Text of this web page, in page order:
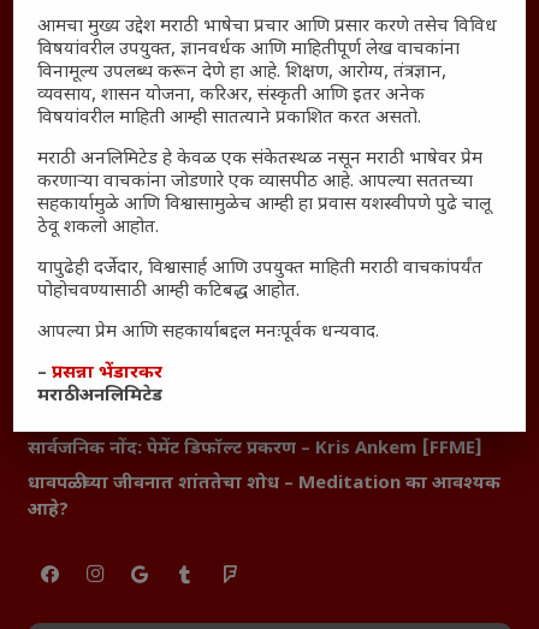
सामान्य आजारांवर गावठी उपाय – घरच्या घरी मिळवा प्राथमिक
आराम
आजच्या युगातील तरुण पिढी कुठे हरवली?
महाराष्ट्रातील किल्ल्यांचे महत्त्व : स्वराज्याच्या वैभवशाली इतिहासाचे
साक्षीदार
₹370 ची बिर्याणी” आणि हरवत चाललेली संवेदनशीलता : आजच्या
तरुणांच्या मनात नेमकं काय चाललंय?
यश आणि आत्मविश्वास: स्वप्नांना वास्तवात बदलण्याची शक्ती
महाराष्ट्रातील बदलत्या हवामानाचा शेतीवर वाढता परिणाम:
शेतकऱ्यांसमोरील नवीन आव्हाने आणि संधी
‘कॉकरोच जनता पार्टी’ची वेबसाईट अचानक डाउन; सोशल
सार्वजनिक नोंद: पेमेंट डिफॉल्ट प्रकरण – Kris Ankem [FFME]
धावपळीच्या जीवनात शांततेचा शोध – Meditation का आवश्यक
आहे?
आमचा मुख्य उद्देश मराठी भाषेचा प्रचार आणि प्रसार करणे तसेच विविध
विषयांवरील उपयुक्त, ज्ञानवर्धक आणि माहितीपूर्ण लेख वाचकांना
विनामूल्य उपलब्ध करून देणे हा आहे. शिक्षण, आरोग्य, तंत्रज्ञान,
व्यवसाय, शासन योजना, करिअर, संस्कृती आणि इतर अनेक
विषयांवरील माहिती आम्ही सातत्याने प्रकाशित करत असतो.
मराठी अनलिमिटेड हे केवळ एक संकेतस्थळ नसून मराठी भाषेवर प्रेम
करणाऱ्या वाचकांना जोडणारे एक व्यासपीठ आहे. आपल्या सततच्या
सहकार्यामुळे आणि विश्वासामुळेच आम्ही हा प्रवास यशस्वीपणे पुढे चालू
ठेवू शकलो आहोत.
यापुढेही दर्जेदार, विश्वासार्ह आणि उपयुक्त माहिती मराठी वाचकांपर्यंत
पोहोचवण्यासाठी आम्ही कटिबद्ध आहोत.
आपल्या प्रेम आणि सहकार्याबद्दल मनःपूर्वक धन्यवाद.
–प्रसन्ना भेंडारकर
मराठी अनलिमिटेड